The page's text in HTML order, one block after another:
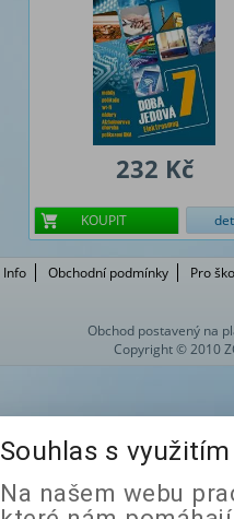
232 Kč
KOUPIT
Info Obchodní podmínky Pro
Obchod postavený na
Copyright © 2010
Souhlas s
Na našem webu